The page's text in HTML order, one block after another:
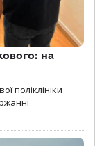
на
поліклініки